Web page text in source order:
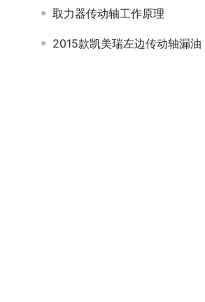
取力器传动轴工作原理
2015款凯美瑞左边传动轴漏油